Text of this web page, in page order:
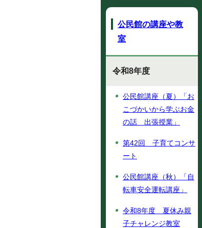
公民館の講座や教
室
令和8年度
公民館講座（夏）「お
こづかいから学ぶお金
の話 出張授業」
第42回 子育てコンサ
ート
公民館講座（秋）「自
転車安全運転講座」
令和8年度 夏休み親
子チャレンジ教室